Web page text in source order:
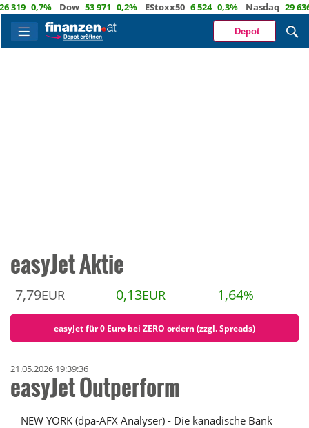
0,7% Dow 53 971 0,2% EStoxx50 6 524 0,3% Nasdaq 29 636
Depot
easyJet Aktie
7,79EUR 0,13EUR 1,64%
easyJet für 0 Euro bei ZERO ordern (zzgl. Spreads)
21.05.2026 19:39:36
easyJet Outperform
NEW YORK (dpa-AFX Analyser) - Die kanadische Bank